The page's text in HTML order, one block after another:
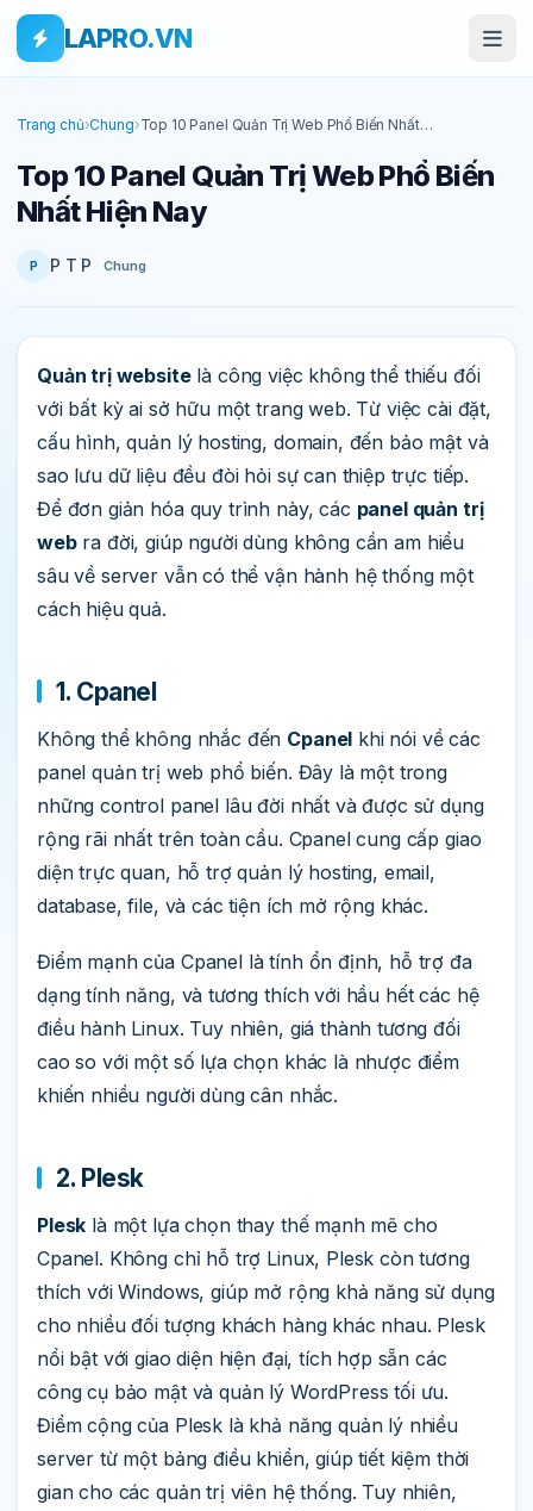
Skip to main content
Bỏ qua tới nội dung
LAPRO.VN
Trang chủ›Chung›Top 10 Panel Quản Trị Web Phổ Biến Nhất
Top 10 Panel Quản Trị Web Phổ Biến
Nhất Hiện Nay
P P T P Chung
Quản trị websitelà công việc không thể thiếu đối
với bất kỳ ai sở hữu một trang web. Từ việc cài đặt,
cấu hình, quản lý hosting, domain, đến bảo mật và
sao lưu dữ liệu đều đòi hỏi sự can thiệp trực tiếp.
Để đơn giản hóa quy trình này, các panel quản trị
webra đời, giúp người dùng không cần am hiểu
sâu về server vẫn có thể vận hành hệ thống một
cách hiệu quả.
1. Cpanel
Không thể không nhắc đến Cpanel khi nói về các
panel quản trị web phổ biến. Đây là một trong
những control panel lâu đời nhất và được sử dụng
rộng rãi nhất trên toàn cầu. Cpanel cung cấp giao
diện trực quan, hỗ trợ quản lý hosting, email,
database, file, và các tiện ích mở rộng khác.
Điểm mạnh của Cpanel là tính ổn định, hỗ trợ đa
dạng tính năng, và tương thích với hầu hết các hệ
điều hành Linux. Tuy nhiên, giá thành tương đối
cao so với một số lựa chọn khác là nhược điểm
khiến nhiều người dùng cân nhắc.
2. Plesk
Plesk là một lựa chọn thay thế mạnh mẽ cho
Cpanel. Không chỉ hỗ trợ Linux, Plesk còn tương
thích với Windows, giúp mở rộng khả năng sử dụng
cho nhiều đối tượng khách hàng khác nhau. Plesk
nổi bật với giao diện hiện đại, tích hợp sẵn các
công cụ bảo mật và quản lý WordPress tối ưu.
Điểm cộng của Plesk là khả năng quản lý nhiều
server từ một bảng điều khiển, giúp tiết kiệm thời
gian cho các quản trị viên hệ thống. Tuy nhiên,